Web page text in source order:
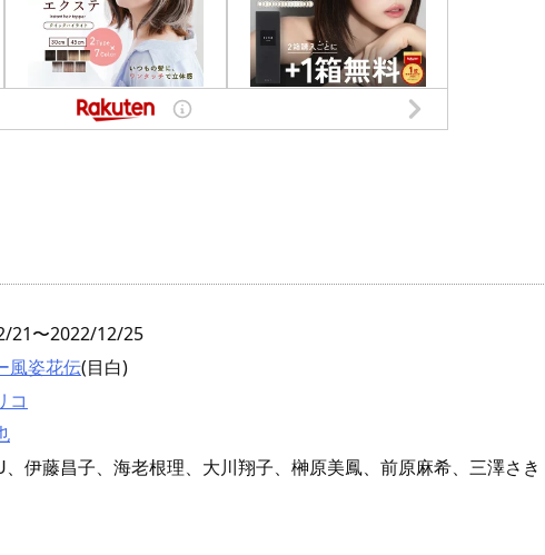
21〜2022/12/25
風姿花伝(目白)
コ
、伊藤昌子、海老根理、大川翔子、榊原美鳳、前原麻希、三澤さき